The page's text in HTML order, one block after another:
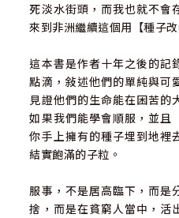
死淡水街頭，而我也就不會
來到非洲繼續這個用【種子改
這本書是作者十年之後的記
點滴，敍述他們的單純與可
見證他們的生命能在困苦的
如果我們能學會順服，並且
你手上擁有的種子埋到地裡
結實飽滿的子粒。
服事，不是居高臨下，而是
捨，而是在貧窮人當中，活